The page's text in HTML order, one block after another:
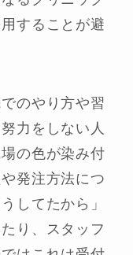
することが避
のやり方や習
力をしない人
の色が染み付
発注方法につ
してたから」
り、スタッフ